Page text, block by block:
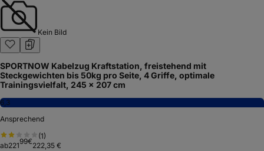
Kein Bild
SPORTNOW Kabelzug Kraftstation, freistehend mit
Steckgewichten bis 50kg pro Seite, 4 Griffe, optimale
Trainingsvielfalt, 245 x 207 cm
6,3
Ansprechend
(1)
ab22199€222,35 €